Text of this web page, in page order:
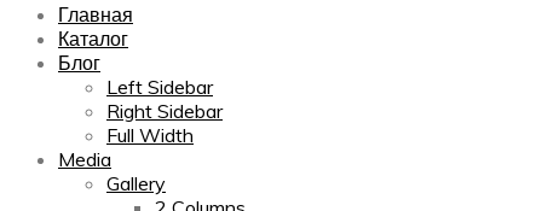
Главная
Каталог
Блог
Left Sidebar
Right Sidebar
Full Width
Media
Gallery